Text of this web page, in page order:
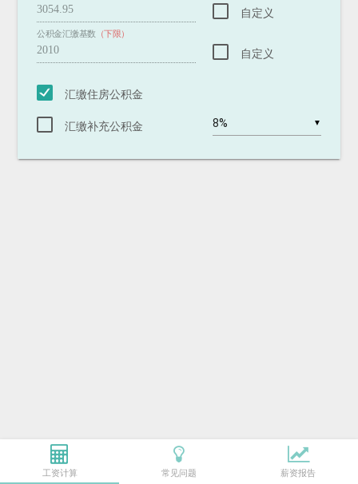
自定义
公积金汇缴基数 （下限）
自定义
汇缴住房公积金
汇缴补充公积金 ▼
工资计算 常见问题 薪资报告